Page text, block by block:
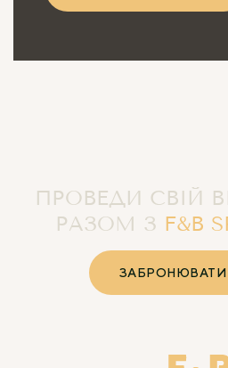
ПРОВЕДИ СВІЙ
РАЗОМ З F&B